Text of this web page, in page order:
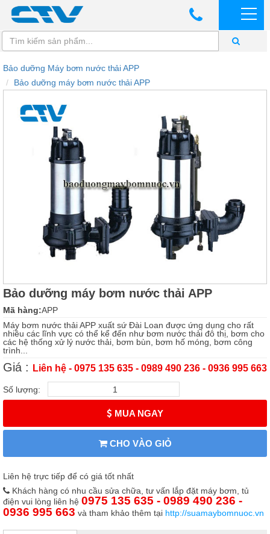
Bảo dưỡng Máy bơm nước thải APP
Bảo dưỡng máy bơm nước thải APP
Bảo dưỡng máy bơm nước thải APP
Mã hàng:APP
Máy bơm nước thải APP xuất sứ Đài Loan được ứng dụng cho rất
nhiều các lĩnh vực có thể kể đến như bơm nước thải đô thị, bơm cho
các hệ thống xử lý nước thải, bơm bùn, bơm hố móng, bơm công
trình...
Giá : Liên hệ - 0975 135 635 - 0989 490 236 - 0936 995 663
Số lượng:
MUA NGAY
CHO VÀO GIỎ
Liên hệ trực tiếp để có giá tốt nhất
Khách hàng có nhu cầu sửa chữa, tư vấn lắp đặt máy bơm, tủ
điện vui lòng liên hệ 0975 135 635 - 0989 490 236 -
0936 995 663 và tham khảo thêm tại http://suamaybomnuoc.vn